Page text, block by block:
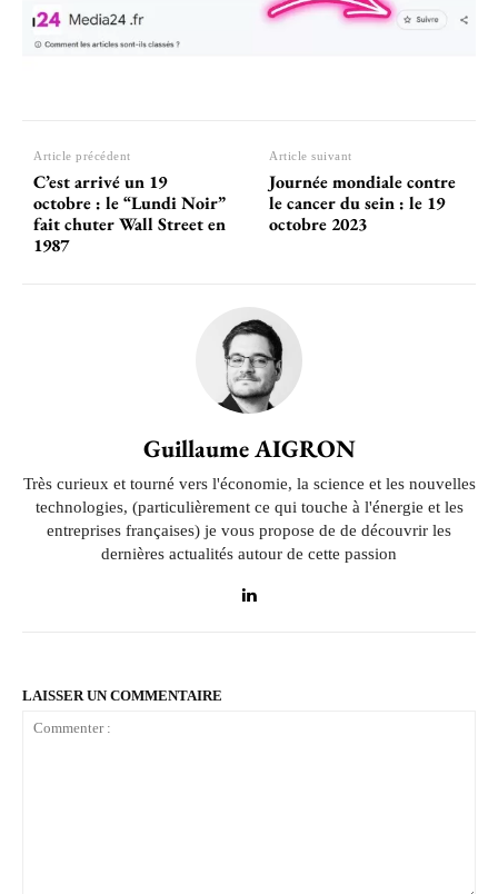
Article précédent
C’est arrivé un 19
octobre : le “Lundi Noir”
fait chuter Wall Street en
1987
Article suivant
Journée mondiale contre
le cancer du sein : le 19
octobre 2023
Guillaume AIGRON
Très curieux et tourné vers l'économie, la science et les nouvelles
technologies, (particulièrement ce qui touche à l'énergie et les
entreprises françaises) je vous propose de de découvrir les
dernières actualités autour de cette passion
LAISSER UN COMMENTAIRE